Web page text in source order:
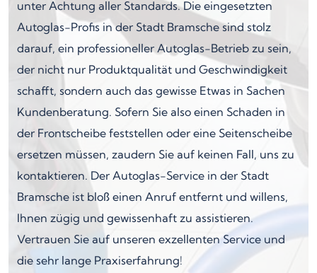
unter Achtung aller Standards. Die eingesetzten
Autoglas-Profis in der Stadt Bramsche sind stolz
darauf, ein professioneller Autoglas-Betrieb zu sein,
der nicht nur Produktqualität und Geschwindigkeit
schafft, sondern auch das gewisse Etwas in Sachen
Kundenberatung. Sofern Sie also einen Schaden in
der Frontscheibe feststellen oder eine Seitenscheibe
ersetzen müssen, zaudern Sie auf keinen Fall, uns zu
kontaktieren. Der Autoglas-Service in der Stadt
Bramsche ist bloß einen Anruf entfernt und willens,
Ihnen zügig und gewissenhaft zu assistieren.
Vertrauen Sie auf unseren exzellenten Service und
die sehr lange Praxiserfahrung!